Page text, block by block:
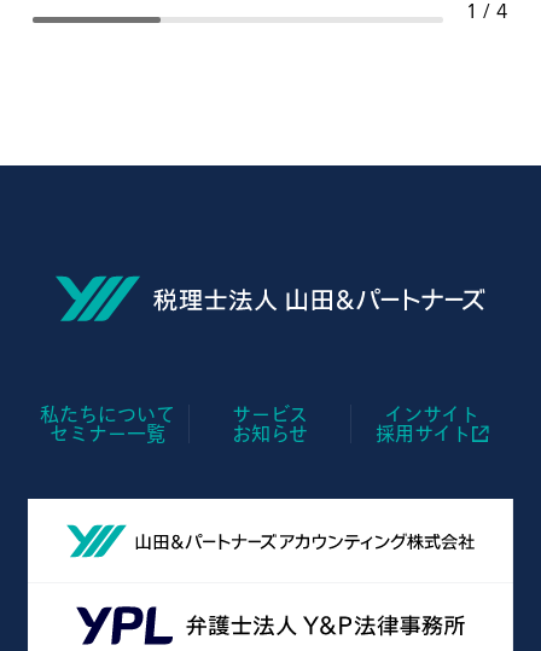
1 /4
私たちについて サービス
インサイト
セミナー一覧
お知らせ 採用サイト